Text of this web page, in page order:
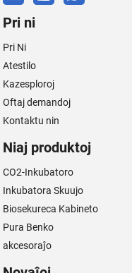
Pri ni
Pri Ni
Atestilo
Kazesploroj
Oftaj demandoj
Kontaktu nin
Niaj produktoj
CO2-Inkubatoro
Inkubatora Skuujo
Biosekureca Kabineto
Pura Benko
akcesoraĵo